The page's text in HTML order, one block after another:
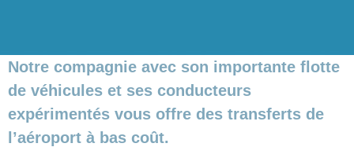
Notre compagnie avec son importante flotte
de véhicules et ses conducteurs
expérimentés vous offre des transferts de
l’aéroport à bas coût.